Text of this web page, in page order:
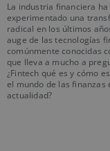
La industria financiera ha
experimentado una
radical en los últimos
auge de las tecnologías
comúnmente conocidas
que lleva a mucho a
¿Fintech qué es y cómo
el mundo de las finanzas
actualidad?